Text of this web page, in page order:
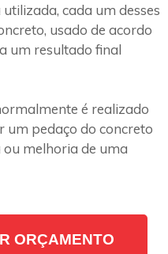
cada um desses
usado de acordo
um resultado final
é realizado
um pedaço do concreto
melhoria de uma
ORÇAMENTO